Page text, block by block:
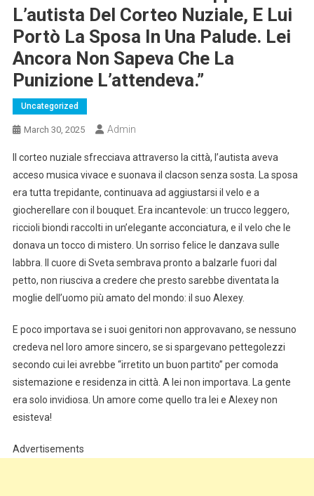
L’autista Del Corteo Nuziale, E Lui
Portò La Sposa In Una Palude. Lei
Ancora Non Sapeva Che La
Punizione L’attendeva.”
Uncategorized
March 30, 2025 Admin
Il corteo nuziale sfrecciava attraverso la città, l’autista aveva
acceso musica vivace e suonava il clacson senza sosta. La sposa
era tutta trepidante, continuava ad aggiustarsi il velo e a
giocherellare con il bouquet. Era incantevole: un trucco leggero,
riccioli biondi raccolti in un’elegante acconciatura, e il velo che le
donava un tocco di mistero. Un sorriso felice le danzava sulle
labbra. Il cuore di Sveta sembrava pronto a balzarle fuori dal
petto, non riusciva a credere che presto sarebbe diventata la
moglie dell’uomo più amato del mondo: il suo Alexey.
E poco importava se i suoi genitori non approvavano, se nessuno
credeva nel loro amore sincero, se si spargevano pettegolezzi
secondo cui lei avrebbe “irretito un buon partito” per comoda
sistemazione e residenza in città. A lei non importava. La gente
era solo invidiosa. Un amore come quello tra lei e Alexey non
esisteva!
Advertisements